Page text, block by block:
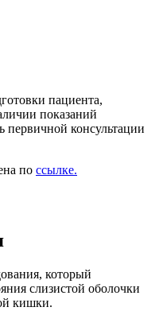
пациента,
показаний
первичной консультации
по ссылке.
который
слизистой оболочки
кишки.